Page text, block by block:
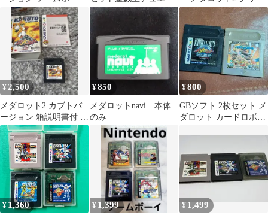
カラー
モンスターズDX人生ゲ
ームメダロット2
タバージョン ゲームソ
フト
¥ 2,500
メダロット2 カブトバ
ージョン 箱説明書付 セ
ーブ可 GB/GBC
¥850
メダロットnavi 本体
のみ
¥800
GBソフト 2枚セット メ
ダロット カードロボト
¥ 1,360 ¥ 1,399 ¥ 1,499